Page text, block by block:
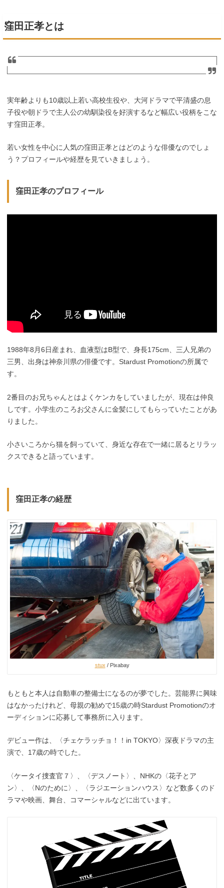
窪田正孝とは
実年齢よりも10歳以上若い高校生役や、大河ドラマで平清盛の息
子役や朝ドラで主人公の幼馴染役を好演するなど幅広い役柄をこな
す窪田正孝。
若い女性を中心に人気の窪田正孝とはどのような俳優なのでしょ
う？プロフィールや経歴を見ていきましょう。
窪田正孝のプロフィール
1988年8月6日産まれ、血液型はB型で、身長175cm、三人兄弟の
三男、出身は神奈川県の俳優です。Stardust Promotionの所属で
す。
2番目のお兄ちゃんとはよくケンカをしていましたが、現在は仲良
しです。小学生のころお父さんに金髪にしてもらっていたことがあ
りました。
小さいころから猫を飼っていて、身近な存在で一緒に居るとリラッ
クスできると語っています。
窪田正孝の経歴
stux / Pixabay
もともと本人は自動車の整備士になるのが夢でした。芸能界に興味
はなかったけれど、母親の勧めで15歳の時Stardust Promotionのオ
ーディションに応募して事務所に入ります。
デビュー作は、〈チェケラッチョ！！in TOKYO〉深夜ドラマの主
演で、17歳の時でした。
〈ケータイ捜査官７〉、〈デスノート〉、NHKの〈花子とア
ン〉、〈Nのために〉、〈ラジエーションハウス〉など数多くのド
ラマや映画、舞台、コマーシャルなどに出ています。